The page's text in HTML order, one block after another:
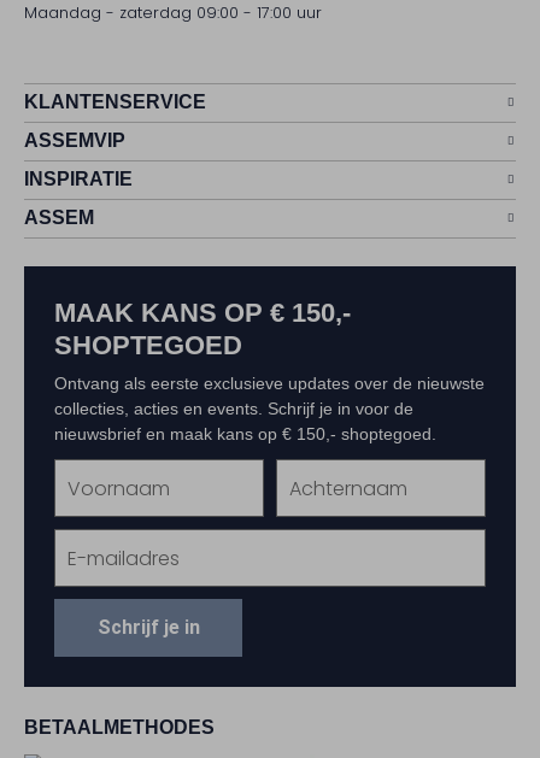
Maandag - zaterdag 09:00 - 17:00 uur
KLANTENSERVICE
ASSEMVIP
INSPIRATIE
ASSEM
BETAALMETHODES
MAAK KANS OP € 150,-
SHOPTEGOED
Ontvang als eerste exclusieve updates over de nieuwste
collecties, acties en events. Schrijf je in voor de
nieuwsbrief en maak kans op € 150,- shoptegoed.
Schrijf je in